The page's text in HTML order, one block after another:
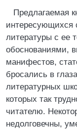
Предлагаемая
интересующихся
литературы с ее
обоснованиями,
манифестов,
бросались в
литературных
которых так
читателю.
недолговечны,